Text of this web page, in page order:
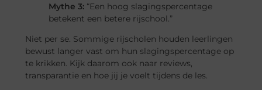
Mythe 3:“Een hoog slagingspercentage
betekent een betere rijschool.”
Niet per se. Sommige rijscholen houden leerlingen
bewust langer vast om hun slagingspercentage op
te krikken. Kijk daarom ook naar reviews,
transparantie en hoe jij je voelt tijdens de les.